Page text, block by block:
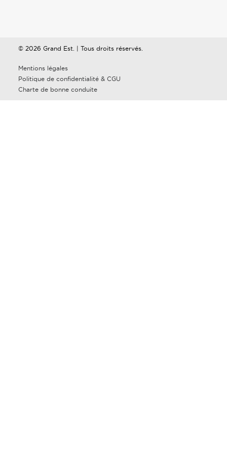
© 2026 Grand Est. | Tous droits réservés.
Mentions légales
Politique de confidentialité & CGU
Charte de bonne conduite